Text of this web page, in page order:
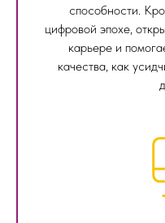
способности.
цифровой эпохе,
карьере и
качества, как